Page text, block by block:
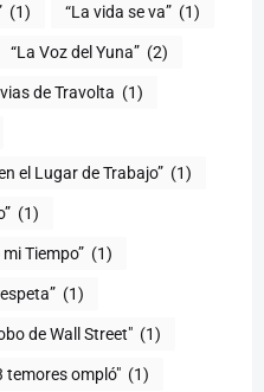
(1) “La vida se va” (1)
“La Voz del Yuna” (2)
de Travolta (1)
el Lugar de Trabajo” (1)
(1)
mi Tiempo” (1)
(1)
de Wall Street" (1)
temores ompló" (1)